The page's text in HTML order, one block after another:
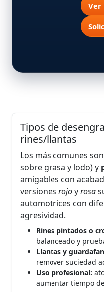
Ver
Tipos de
rines/llantas
Los más comunes son
sobre grasa y lodo) y
amigables con
versiones rojoyrosa
automotrices con
agresividad.
Rines pintados o
balanceado y
Llantas y
remover suciedad
Uso profesional:
aumentar tiempo